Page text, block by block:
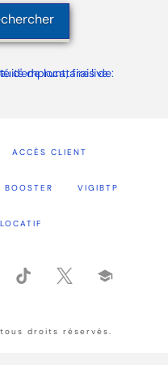
ACCÈS CLIENT
BOOSTER VIGIBTP
droits réservés.